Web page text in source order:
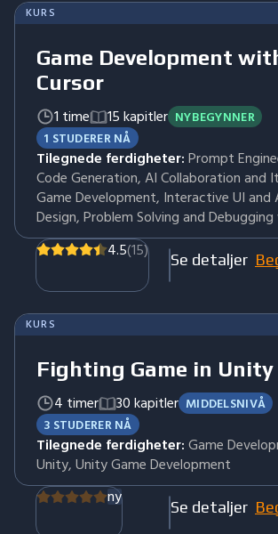
KURS
Game Development
Cursor
1 time 15 kapitler NYBEGYNNER
1 STUDERER NÅ
Tilegnede ferdigheter:Prompt
Code Generation, AI Collaboration and
Game Development, Interactive UI and
Design, Problem Solving and
4.5(15) Se detaljer
KURS
Fighting Game in Unity
4 timer 30 kapitler MIDDELSNIVÅ
3 STUDERER NÅ
Tilegnede ferdigheter:Game
Unity, Unity Game Development
ny
Se detaljer